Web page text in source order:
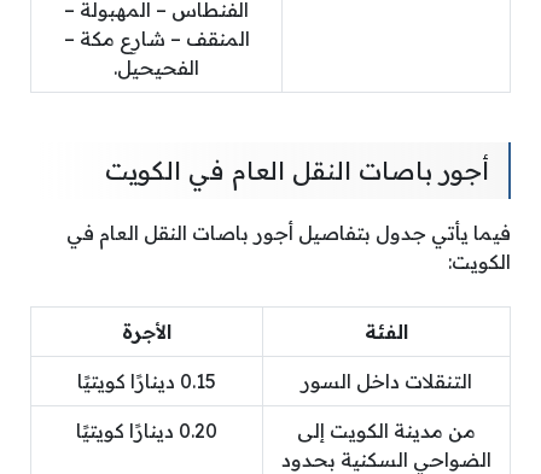
الفنطاس – المهبولة –
المنقف – شارِع مكة –
الفحيحيل.
أجور باصات النقل العام في الكويت
فيما يأتي جدول بتفاصيل أجور باصات النقل العام في
الكويت:
الفئة الأجرة
التنقلات داخل السور 0.15 دينارًا كويتيًا
من مدينة الكويت إلى
الضواحي السكنية بحدود
0.20 دينارًا كويتيًا